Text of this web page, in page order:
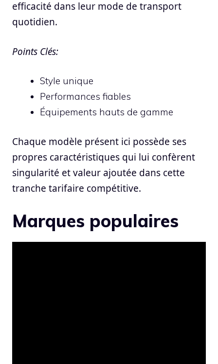
efficacité dans leur mode de transport
quotidien.
Points Clés:
Style unique
Performances fiables
Équipements hauts de gamme
Chaque modèle présent ici possède ses
propres caractéristiques qui lui confèrent
singularité et valeur ajoutée dans cette
tranche tarifaire compétitive.
Marques populaires